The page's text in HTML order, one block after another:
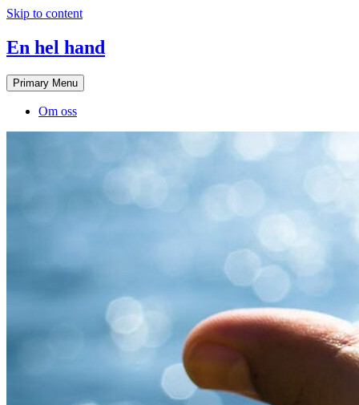
Skip to content
En hel hand
Primary Menu
Om oss